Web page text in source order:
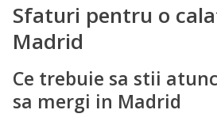
Sfaturi pentru o
Madrid
Ce trebuie sa stii
sa mergi in Madrid